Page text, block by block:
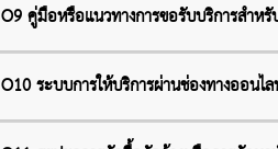
O9 คู่มือหรือแนวทางการขอรับบริการสำห
O10 ระบบการให้บริการผ่านช่องทางออนไล